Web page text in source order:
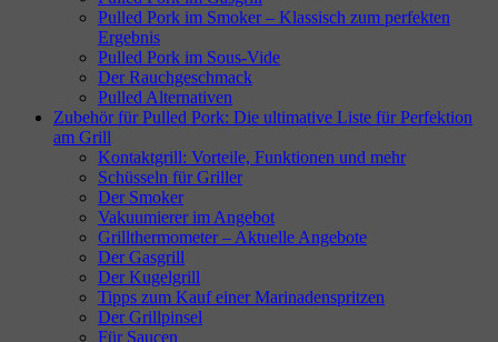
Pulled Pork im Smoker – Klassisch zum perfekten
Ergebnis
Pulled Pork im Sous-Vide
Der Rauchgeschmack
Pulled Alternativen
Zubehör für Pulled Pork: Die ultimative Liste für Perfektion
am Grill
Kontaktgrill: Vorteile, Funktionen und mehr
Schüsseln für Griller
Der Smoker
Vakuumierer im Angebot
Grillthermometer – Aktuelle Angebote
Der Gasgrill
Der Kugelgrill
Tipps zum Kauf einer Marinadenspritzen
Der Grillpinsel
Für Saucen